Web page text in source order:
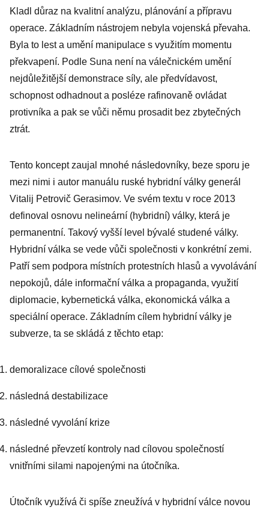
Kladl důraz na kvalitní analýzu, plánování a přípravu
operace. Základním nástrojem nebyla vojenská převaha.
Byla to lest a umění manipulace s využitím momentu
překvapení. Podle Suna není na válečnickém umění
nejdůležitější demonstrace síly, ale předvídavost,
schopnost odhadnout a posléze rafinovaně ovládat
protivníka a pak se vůči němu prosadit bez zbytečných
ztrát.
Tento koncept zaujal mnohé následovníky, beze sporu je
mezi nimi i autor manuálu ruské hybridní války generál
Vitalij Petrovič Gerasimov. Ve svém textu v roce 2013
definoval osnovu nelineární (hybridní) války, která je
permanentní. Takový vyšší level bývalé studené války.
Hybridní válka se vede vůči společnosti v konkrétní zemi.
Patří sem podpora místních protestních hlasů a vyvolávání
nepokojů, dále informační válka a propaganda, využití
diplomacie, kybernetická válka, ekonomická válka a
speciální operace. Základním cílem hybridní války je
subverze, ta se skládá z těchto etap:
demoralizace cílové společnosti
následná destabilizace
následné vyvolání krize
následné převzetí kontroly nad cílovou společností
vnitřními silami napojenými na útočníka.
Útočník využívá či spíše zneužívá v hybridní válce novou